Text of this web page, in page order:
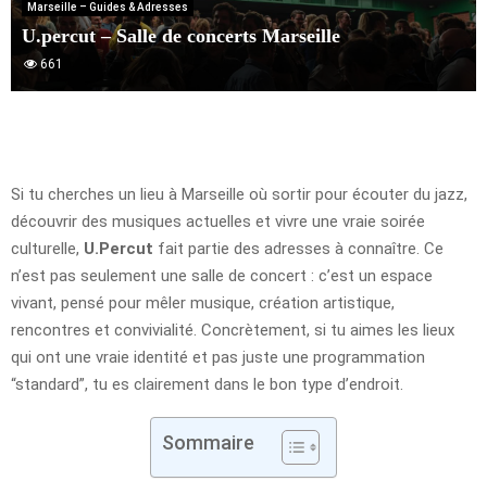
Marseille – Guides & Adresses
U.percut – Salle de concerts Marseille
661
Si tu cherches un lieu à Marseille où sortir pour écouter du jazz,
découvrir des musiques actuelles et vivre une vraie soirée
culturelle, U.Percut fait partie des adresses à connaître. Ce
n’est pas seulement une salle de concert : c’est un espace
vivant, pensé pour mêler musique, création artistique,
rencontres et convivialité. Concrètement, si tu aimes les lieux
qui ont une vraie identité et pas juste une programmation
“standard”, tu es clairement dans le bon type d’endroit.
Sommaire